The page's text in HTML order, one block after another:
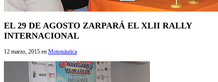
EL 29 DE AGOSTO ZARPARÁ EL XLII RALLY
INTERNACIONAL
12 marzo, 2015 en Motonáutica